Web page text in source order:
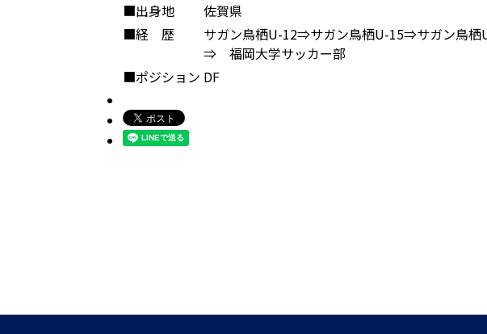
■出身地
佐賀県
■経 歴
サガン鳥栖U-12⇒サガン鳥栖U-15⇒サガン鳥栖
⇒ 福岡大学サッカー部
■ポジション DF